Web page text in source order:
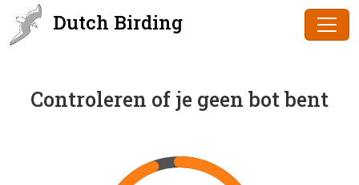
Dutch Birding
Controleren of je geen bot bent